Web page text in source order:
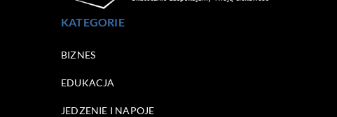
KATEGORIE
BIZNES
EDUKACJA
JEDZENIE I NAPOJE